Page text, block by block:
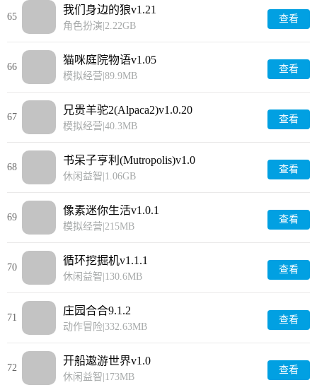
65
我们身边的狼v1.21
角色扮演|2.22GB
查看
66
猫咪庭院物语v1.05
模拟经营|89.9MB
查看
67
兄贵羊驼2(Alpaca2)v1.0.20
模拟经营|40.3MB
查看
68
书呆子亨利(Mutropolis)v1.0
休闲益智|1.06GB
查看
69
像素迷你生活v1.0.1
模拟经营|215MB
查看
70
循环挖掘机v1.1.1
休闲益智|130.6MB
查看
71
庄园合合9.1.2
动作冒险|332.63MB
查看
72
开船遨游世界v1.0
休闲益智|173MB
查看